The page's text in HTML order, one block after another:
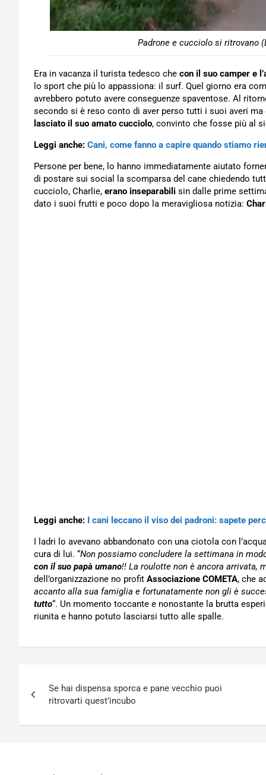
Padrone e cucciolo si ritrovano
Era in vacanza il turista tedesco che con il suo camper e
lo sport che più lo appassiona: il surf. Quel giorno era
avrebbero potuto avere conseguenze spaventose. Al
secondo si è reso conto di aver perso tutti i suoi averi
lasciato il suo amato cucciolo, convinto che fosse più al
Leggi anche: Cani, come fanno a capire quando stiamo
Persone per bene, lo hanno immediatamente aiutato
di postare sui social la scomparsa del cane chiedendo
cucciolo, Charlie, erano inseparabili sin dalle prime
dato i suoi frutti e poco dopo la meravigliosa notizia:
Leggi anche: I cani leccano il viso dei padroni: sapete
I ladri lo avevano abbandonato con una ciotola con
cura di lui. “Non possiamo concludere la settimana in
con il suo papà umano!! La roulotte non è ancora arrivata,
dell’organizzazione no profit Associazione COMETA, che
accanto alla sua famiglia e fortunatamente non gli è
tutto“. Un momento toccante e nonostante la brutta
riunita e hanno potuto lasciarsi tutto alle spalle.
articoli
Se hai dispensa sporca e pane vecchio puoi
ritrovarti quest’incubo